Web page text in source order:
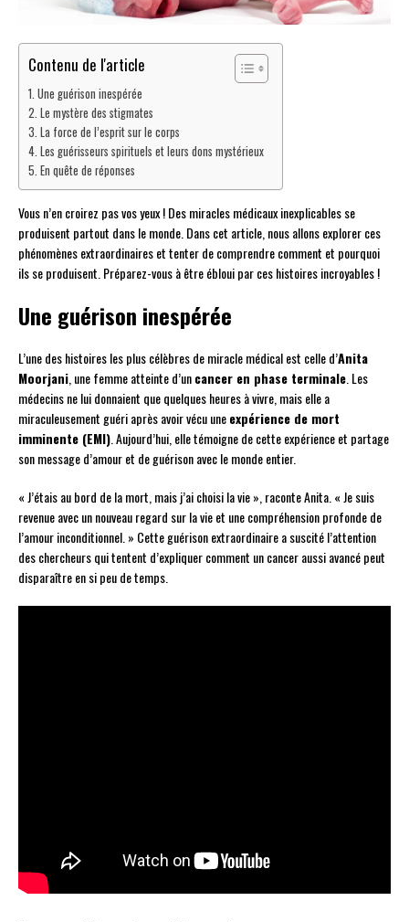
Contenu de l'article
Une guérison inespérée
Le mystère des stigmates
La force de l’esprit sur le corps
Les guérisseurs spirituels et leurs dons mystérieux
En quête de réponses
Vous n’en croirez pas vos yeux ! Des miracles médicaux inexplicables se
produisent partout dans le monde. Dans cet article, nous allons explorer ces
phénomènes extraordinaires et tenter de comprendre comment et pourquoi
ils se produisent. Préparez-vous à être ébloui par ces histoires incroyables !
Une guérison inespérée
L’une des histoires les plus célèbres de miracle médical est celle d’Anita
Moorjani, une femme atteinte d’uncancer en phase terminale. Les
médecins ne lui donnaient que quelques heures à vivre, mais elle a
miraculeusement guéri après avoir vécu uneexpérience de mort
imminente (EMI). Aujourd’hui, elle témoigne de cette expérience et partage
son message d’amour et de guérison avec le monde entier.
« J’étais au bord de la mort, mais j’ai choisi la vie », raconte Anita. « Je suis
revenue avec un nouveau regard sur la vie et une compréhension profonde de
l’amour inconditionnel. » Cette guérison extraordinaire a suscité l’attention
des chercheurs qui tentent d’expliquer comment un cancer aussi avancé peut
disparaître en si peu de temps.